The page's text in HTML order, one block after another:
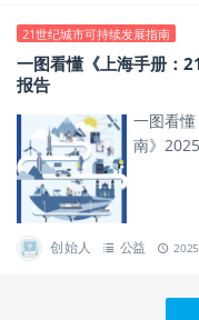
21世纪城市可持续发展指南
一图看懂《上海手册：
报告
一图看
南》
创始人 公益